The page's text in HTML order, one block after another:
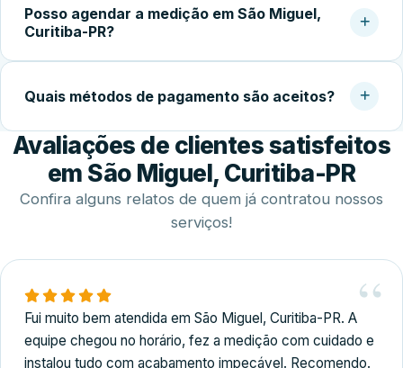
acabamento.
temperado (geralmente 5 a 10 dias úteis), a instalação no
local costuma ser concluída em 2 a 4 horas.
Posso agendar a medição em São Miguel,
Curitiba-PR?
disponibilidade do cliente, incluindo finais de semana,
serviço.
Quais métodos de pagamento são aceitos?
Disponibilizamos diversas formas de pagamento,
incluindo Pix, dinheiro, cartões de crédito e débito e
transferência bancária.
Avaliações de clientes satisfeitos
em São Miguel, Curitiba-PR
Confira alguns relatos de quem já contratou nossos
serviços!
Fui muito bem atendida em São Miguel, Curitiba-PR. A
equipe chegou no horário, fez a medição com cuidado e
instalou tudo com acabamento impecável. Recomendo.